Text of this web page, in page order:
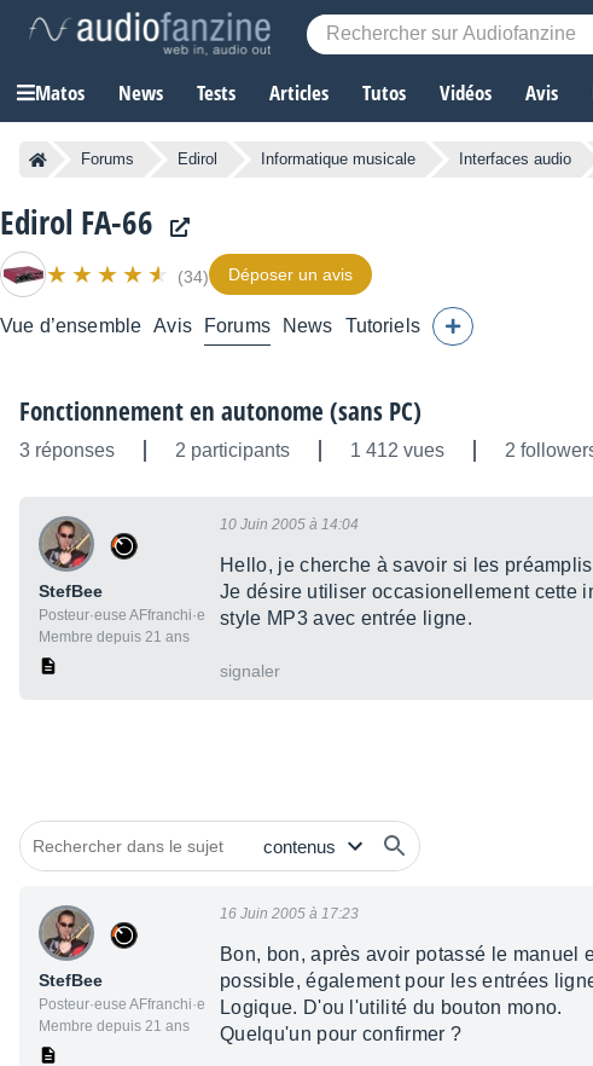
Matos News Tests Articles Tutos Vidéos Avis
Forums Edirol Informatique musicale Interfaces audio
Edirol FA-66
(34) Déposer un avis
Vue d’ensemble Avis Forums News Tutoriels
Fonctionnement en autonome (sans PC)
3 réponses 2 participants 1 412 vues 2
StefBee
Posteur·euse AFfranchi·e
Membre depuis 21 ans
10 Juin 2005 à 14:04
Hello, je cherche à savoir si les
Je désire utiliser occasionellement cette
style MP3 avec entrée ligne.
signaler
StefBee
Posteur·euse AFfranchi·e
Membre depuis 21 ans
16 Juin 2005 à 17:23
Bon, bon, après avoir potassé le manuel
possible, également pour les entrées
Logique. D'ou l'utilité du bouton mono.
Quelqu'un pour confirmer ?